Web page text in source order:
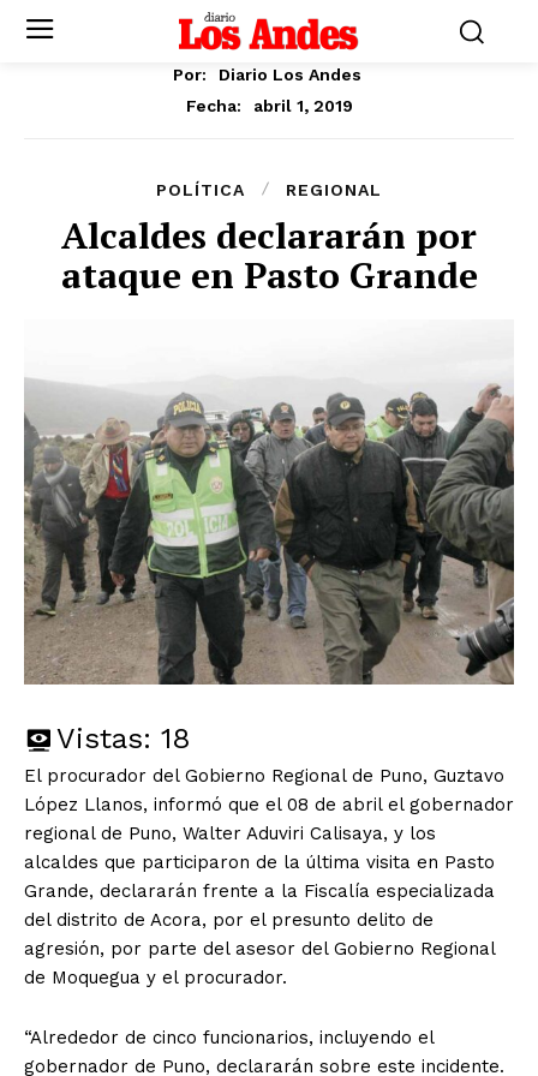
Por:
Diario Los Andes
Fecha:
abril 1, 2019
POLÍTICA REGIONAL
Alcaldes declararán por
ataque en Pasto Grande
Vistas: 18
El procurador del Gobierno Regional de Puno, Guztavo
López Llanos, informó que el 08 de abril el gobernador
regional de Puno, Walter Aduviri Calisaya, y los
alcaldes que participaron de la última visita en Pasto
Grande, declararán frente a la Fiscalía especializada
del distrito de Acora, por el presunto delito de
agresión, por parte del asesor del Gobierno Regional
de Moquegua y el procurador.
“Alrededor de cinco funcionarios, incluyendo el
gobernador de Puno, declararán sobre este incidente.